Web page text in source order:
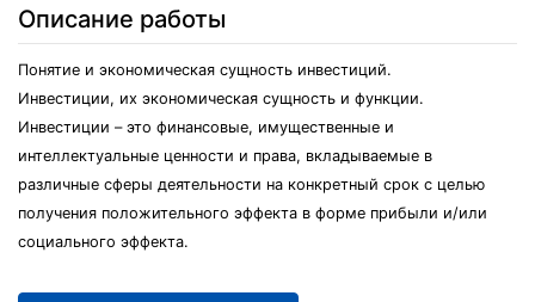
Описание работы
Понятие и экономическая сущность инвестиций.
Инвестиции, их экономическая сущность и функции.
Инвестиции – это финансовые, имущественные и
интеллектуальные ценности и права, вкладываемые в
различные сферы деятельности на конкретный срок с целью
получения положительного эффекта в форме прибыли и/или
социального эффекта.